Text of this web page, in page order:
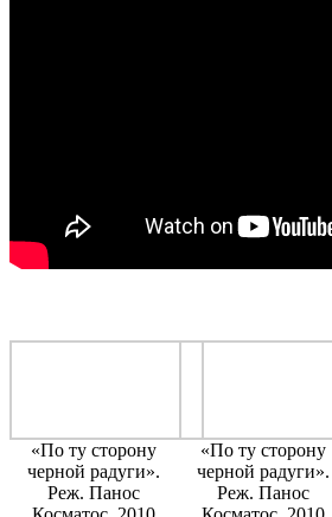
«По ту сторону
черной радуги».
Реж. Панос
«По ту сторону
черной радуги».
Реж. Панос